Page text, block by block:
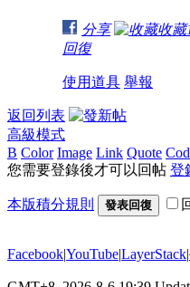
分享 收藏
回復
使用道具 舉報
返回列表
高級模式
B Color Image Link Quote
您需要登錄後才可以回帖 登
本版積分規則 發表回復
Facebook|YouTube|LayerStack|